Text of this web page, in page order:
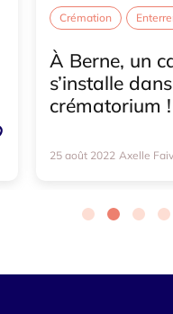
Crémation
À Berne, un
s’installe
crématorium !
25 août 2022 Axelle